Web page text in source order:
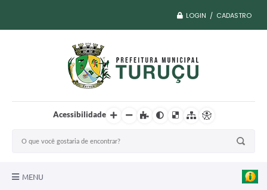
LOGIN / CADASTRO
Acessibilidade
MENU